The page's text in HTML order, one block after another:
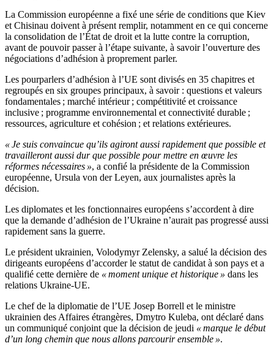
La Commission européenne a fixé une série de conditions que Kiev
et Chisinau doivent à présent remplir, notamment en ce qui concerne
la consolidation de l’État de droit et la lutte contre la corruption,
avant de pouvoir passer à l’étape suivante, à savoir l’ouverture des
négociations d’adhésion à proprement parler.
Les pourparlers d’adhésion à l’UE sont divisés en 35 chapitres et
regroupés en six groupes principaux, à savoir : questions et valeurs
fondamentales ; marché intérieur ; compétitivité et croissance
inclusive ; programme environnemental et connectivité durable ;
ressources, agriculture et cohésion ; et relations extérieures.
« Je suis convaincue qu’ils agiront aussi rapidement que possible et
travailleront aussi dur que possible pour mettre en œuvre les
réformes nécessaires », a confié la présidente de la Commission
européenne, Ursula von der Leyen, aux journalistes après la
décision.
Les diplomates et les fonctionnaires européens s’accordent à dire
que la demande d’adhésion de l’Ukraine n’aurait pas progressé aussi
rapidement sans la guerre.
Le président ukrainien, Volodymyr Zelensky, a salué la décision des
dirigeants européens d’accorder le statut de candidat à son pays et a
qualifié cette dernière de « moment unique et historique » dans les
relations Ukraine-UE.
Le chef de la diplomatie de l’UE Josep Borrell et le ministre
ukrainien des Affaires étrangères, Dmytro Kuleba, ont déclaré dans
un communiqué conjoint que la décision de jeudi « marque le début
d’un long chemin que nous allons parcourir ensemble ».